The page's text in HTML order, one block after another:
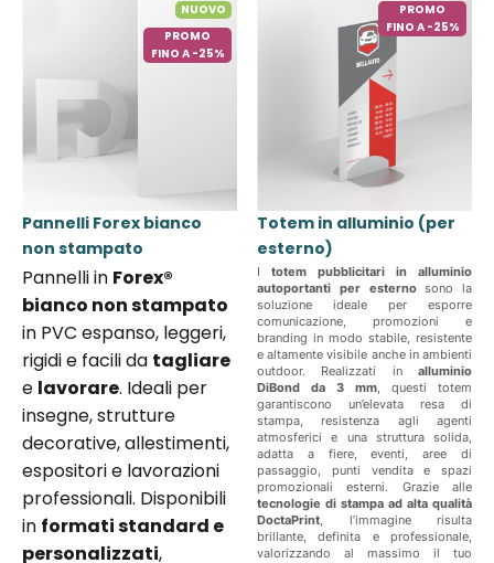
NUOVO
PROMO
FINO A -25%
Pannelli Forex bianco
non stampato
Pannelli in Forex®
bianco non stampato
in PVC espanso, leggeri,
rigidi e facili da tagliare
e lavorare. Ideali per
insegne, strutture
decorative, allestimenti,
espositori e lavorazioni
professionali. Disponibili
in formati standard e
personalizzati,
PROMO
FINO A -25%
Totem in alluminio (per
esterno)
I totem pubblicitari in alluminio
autoportanti per esternosono la
soluzione ideale per esporre
comunicazione, promozioni e
branding in modo stabile, resistente
e altamente visibile anche in ambienti
outdoor. Realizzati in alluminio
DiBond da 3 mm, questi totem
garantiscono un’elevata resa di
stampa, resistenza agli agenti
atmosferici e una struttura solida,
adatta a fiere, eventi, aree di
passaggio, punti vendita e spazi
promozionali esterni. Grazie alle
tecnologie di stampa ad alta qualità
DoctaPrint, l’immagine risulta
brillante, definita e professionale,
valorizzando al massimo il tuo